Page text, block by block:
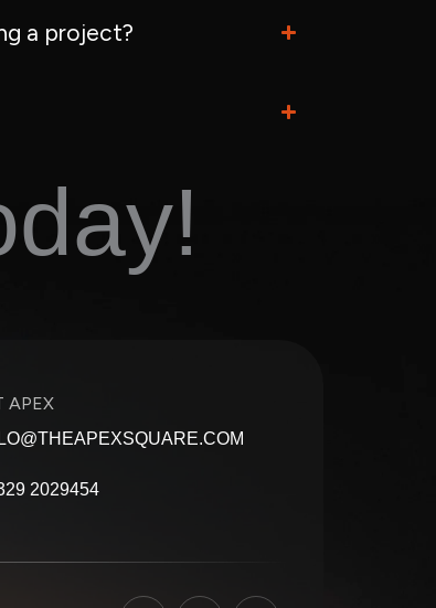
a project?
APEX
2029454
F I L